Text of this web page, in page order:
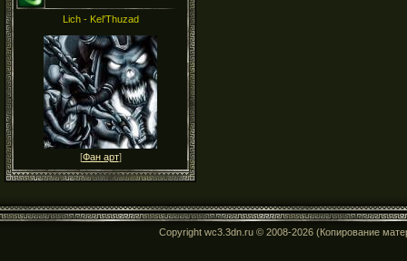
Lich - Kel'Thuzad
[Фан арт]
Copyright wc3.3dn.ru © 2008-2026 (Копирование